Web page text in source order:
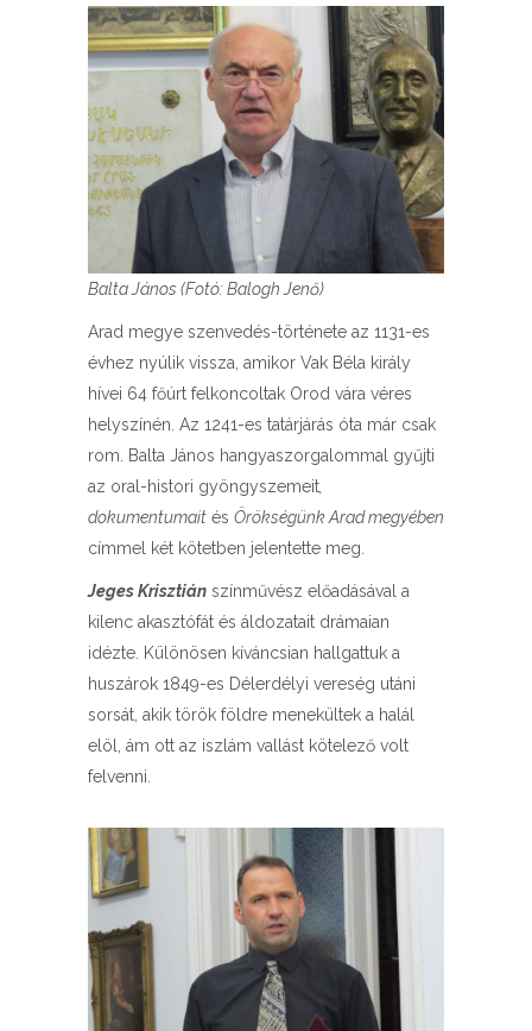
Balta János (Fotó: Balogh Jenő)
Arad megye szenvedés-története az 1131-es
évhez nyúlik vissza, amikor Vak Béla király
hívei 64 főúrt felkoncoltak Orod vára véres
helyszínén. Az 1241-es tatárjárás óta már csak
rom. Balta János hangyaszorgalommal gyűjti
az oral-histori gyöngyszemeit
dokumentumait és Örökségünk Arad megyében
címmel két kötetben jelentette meg.
Jeges Krisztián színművész előadásával a
kilenc akasztófát és áldozatait drámaian
idézte. Különösen kíváncsian hallgattuk a
huszárok 1849-es Délerdélyi vereség utáni
sorsát, akik török földre menekültek a halál
elöl, ám ott az iszlám vallást kötelező volt
felvenni.